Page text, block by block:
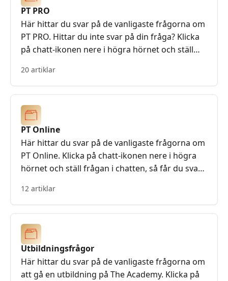
PT PRO
Här hittar du svar på de vanligaste frågorna om
PT PRO. Hittar du inte svar på din fråga? Klicka
på chatt-ikonen nere i högra hörnet och ställ
skolan!
20 artiklar
PT Online
Här hittar du svar på de vanligaste frågorna om
PT Online. Klicka på chatt-ikonen nere i högra
hörnet och ställ frågan i chatten, så får du svar
12 artiklar
Utbildningsfrågor
Här hittar du svar på de vanligaste frågorna om
att gå en utbildning på The Academy. Klicka på